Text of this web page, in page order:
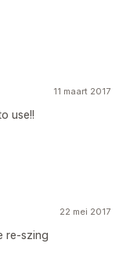
11 maart 2017
use!!
22 mei 2017
re-szing